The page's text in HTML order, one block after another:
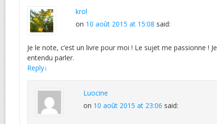
krol
on 10 août 2015 at 15:08 said:
Je le note, c’est un livre pour moi ! Le sujet me passionne !
entendu parler.
Reply↓
Luocine
on 10 août 2015 at 23:06 said: